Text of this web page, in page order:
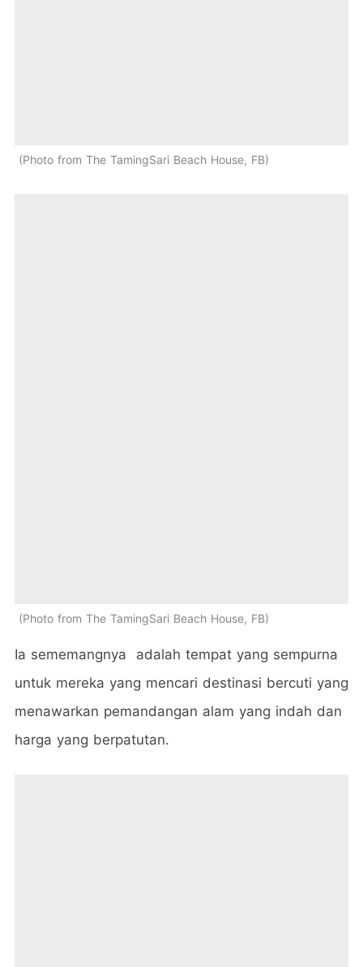
Photo from The TamingSari Beach House, FB
Photo from The TamingSari Beach House, FB
Ia sememangnya adalah tempat yang sempurna
untuk mereka yang mencari destinasi bercuti yang
menawarkan pemandangan alam yang indah dan
harga yang berpatutan.